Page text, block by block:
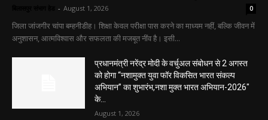
- August 1, 2026 0
जिला जांजगीर चांपा बम्हनीडीह। शिक्षा केवल परीक्षा पास करने का माध्यम नहीं, बल्कि जीवन में
अनुशासन, आत्मविश्वास और सफलता की मजबूत नींव है। इसी...
प्रधानमंत्री नरेंद्र मोदी के वर्चुअल संबोधन से 2 अगस्त
को होगा “नशामुक्त युवा फॉर विकसित भारत संकल्प
अभियान” का शुभारंभ,नशा मुक्त भारत अभियान-2026″
के...
August 1, 2026